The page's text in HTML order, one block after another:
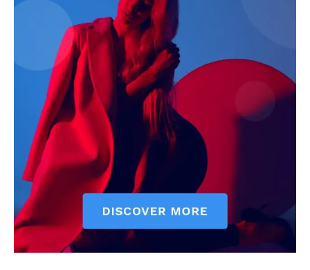
Contact Us
About Us
Privacy Policy
Terms of Use Agreement
Facebook
X WhatsApp
Share